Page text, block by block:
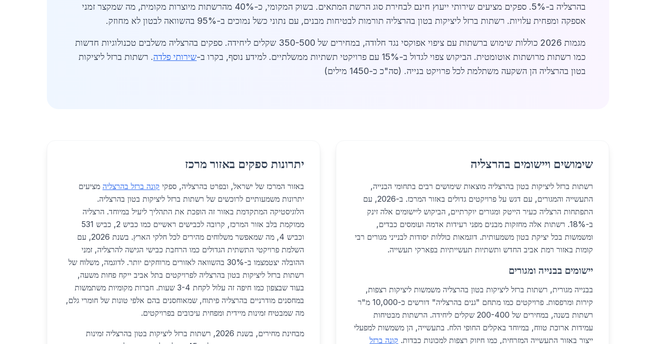
בהרצליה ב-5%. ספקים מציעים שירותי ייעוץ חינם לבחירת סוג הרשת המתאים. בשוק המקומי, כ-40% מהרשתות מיוצרות מקומית, מה שמקצר זמני
אספקה ומפחית עלויות. רשתות ברזל ליציקות בטון בהרצליה תורמות לבטיחות מבנים, עם נתוני כשל נמוכים ב-95% בהשוואה לבטון לא מחוזק.
מגמות 2026 כוללות שימוש ברשתות עם ציפוי אפוקסי נגד חלודה, במחירים של 350-500 שקלים ליחידה. ספקים בהרצליה משלבים טכנולוגיות חדשות
כמו רשתות מרושתות אוטומטית. הביקוש צפוי לגדול ב-15% עם פרויקטי תשתיות ממשלתיים. למידע נוסף, בקרו ב-
שירותי פלדה. רשתות ברזל ליציקות
בטון בהרצליה הן השקעה משתלמת לכל פרויקט בנייה. (סה"כ כ-1450 מילים)
שימושים ויישומים בהרצליה
רשתות ברזל ליציקות בטון בהרצליה מוצאות שימושים רבים בתחומי הבנייה,
התעשייה והמגורים, עם דגש על פרויקטים גדולים באזור המרכז. ב-2026, עם
התפתחות הרצליה כעיר הייטק ומגורים יוקרתיים, הביקוש ליישומים אלה זינק
ב-18%. רשתות אלה מחזקות מבנים מפני רעידות אדמה ועומסים כבדים,
ומשמשות בכל יציקת בטון משמעותית. דוגמאות כוללות יסודות לבנייני מגורים רבי
קומות באזור רמת אביב החדש ותשתיות תעשייתיות בפארקי תעשייה.
יישומים בבנייה ומגורים
בבנייה מגורית, רשתות ברזל ליציקות בטון בהרצליה משמשות ליציקות רצפות,
קירות ומרפסות. פרויקטים כמו מתחם "גנים בהרצליה" דורשים כ-10,000 מ"ר
רשתות בשנה, במחירים של 200-400 שקלים ליחידה. הרשתות מבטיחות
עמידות ארוכת טווח, במיוחד באקלים החופי הלח. בתעשייה, הן משמשות למפעלי
ייצור באזור התעשייה המזרחית, כמו חיזוק רצפות למכונות כבדות. קונה ברזל
יתרונות ספקים באזור מרכז
באזור המרכז של ישראל, ובפרט בהרצליה, ספקי קונה ברזל בהרצליה מציעים
יתרונות משמעותיים לרוכשים של רשתות ברזל ליציקות בטון בהרצליה.
הלוגיסטיקה המתקדמת באזור זה הופכת את התהליך ליעיל במיוחד. הרצליה
ממוקמת בלב אזור המרכז, קרובה לכבישים ראשיים כמו כביש 2, כביש 531
וכביש 4, מה שמאפשר משלוחים מהירים לכל חלקי הארץ. בשנת 2026, עם
השלמת פרויקטי התשתית הגדולים כמו הרחבת כבישי הגישה להרצליה, זמני
ההובלה יצטמצמו ב-30% בהשוואה לאזורים מרוחקים יותר. לדוגמה, משלוח של
רשתות ברזל ליציקות בטון בהרצליה לפרויקטים בתל אביב ייקח פחות משעה,
בעוד שבצפון כמו חיפה זה עלול לקחת 3-4 שעות. חברות מקומיות משתמשות
במחסנים מודרניים בהרצליה פיתוח, שמאוחסנים בהם אלפי טונות של חומרי גלם,
מה שמבטיח זמינות מיידית ומפחית עיכובים בפרויקטים.
מבחינת מחירים, בשנת 2026, רשתות ברזל ליציקות בטון בהרצליה זמינות